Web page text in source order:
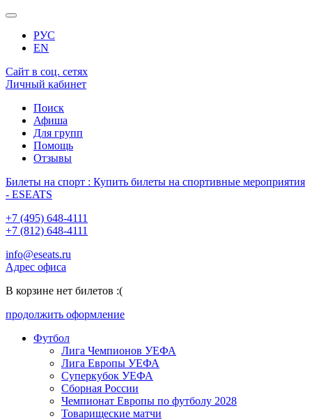
РУС
EN
Сайт в соц. сетях
Личный кабинет
Поиск
Афиша
Для групп
Помощь
Отзывы
Билеты на спорт : Купить билеты на спортивные мероприятия
- ESEATS
+7 (495) 648-4111
+7 (812) 648-4111
info@eseats.ru
Адрес офиса
В корзине нет билетов :(
продолжить оформление
Футбол
Лига Чемпионов УЕФА
Лига Европы УЕФА
Суперкубок УЕФА
Сборная России
Чемпионат Европы по футболу 2028
Товарищеские матчи